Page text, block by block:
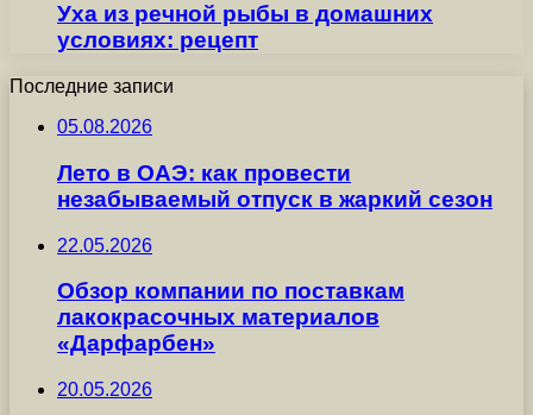
Уха из речной рыбы в домашних
условиях: рецепт
Последние записи
05.08.2026
Лето в ОАЭ: как провести
незабываемый отпуск в жаркий сезон
22.05.2026
Обзор компании по поставкам
лакокрасочных материалов
«Дарфарбен»
20.05.2026